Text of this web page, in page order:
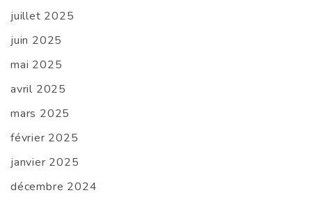
juillet 2025
juin 2025
mai 2025
avril 2025
mars 2025
février 2025
janvier 2025
décembre 2024